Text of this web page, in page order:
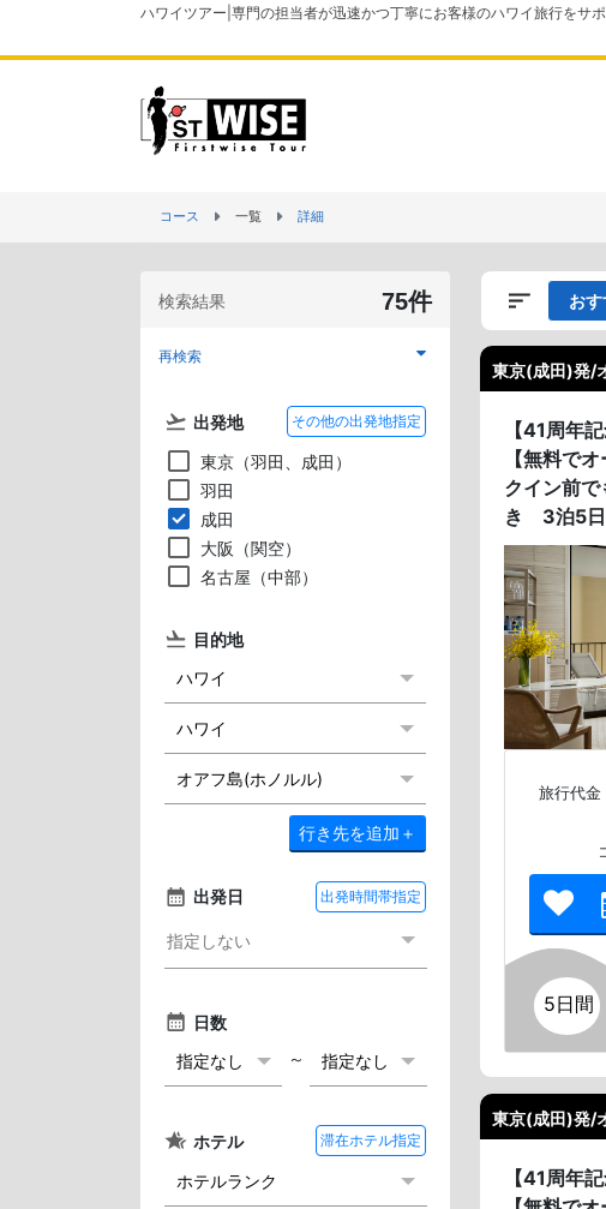
ハワイツアー|専門の担当者が迅速かつ丁寧にお客様のハワイ旅行をサポ
コース 一覧 詳細
検索結果 75件
再検索
出発地 その他の出発地指定
東京（羽田、成田）
羽田
成田
大阪（関空）
名古屋（中部）
目的地
行き先を追加 ＋
出発日 出発時間帯指定
日数
～
ホテル 滞在ホテル指定
お
東京(成田)発/
【41周年
【無料で
クイン前
き 3泊5日
旅行代金
5日間
東京(成田)発/
【41周年